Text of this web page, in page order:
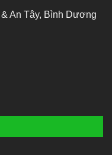
An Tây, Bình Dương